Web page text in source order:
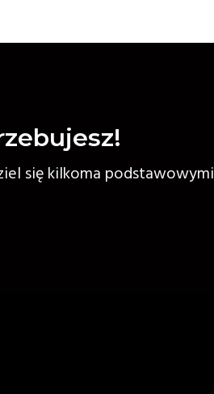
się kilkoma podstawowymi